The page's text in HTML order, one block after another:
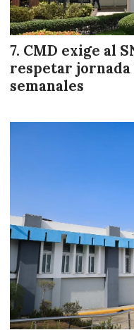
CMD exige al
respetar jornada
semanales